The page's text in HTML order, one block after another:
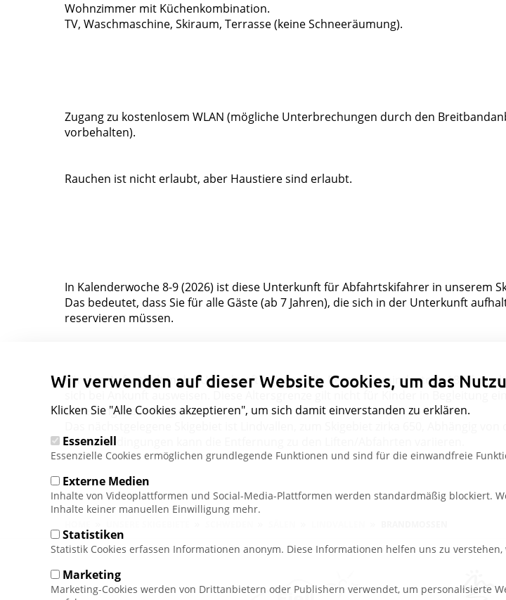
Wohnzimmer mit Küchenkombination.
TV, Waschmaschine, Skiraum, Terrasse (keine Schneeräumung).
Zugang zu kostenlosem WLAN (mögliche Unterbrechungen durch den
vorbehalten).
Rauchen ist nicht erlaubt, aber Haustiere sind erlaubt.
In Kalenderwoche 8-9 (2026) ist diese Unterkunft für Abfahrtskifahrer in unserem
Das bedeutet, dass Sie für alle Gäste (ab 7 Jahren), die sich in der Unterkunft
reservieren müssen.
Für den Aufenthalt in der Unterkunft müssen alle Personen mindestens 18 Jahre
sich bei Ankunft ausweisen. Diese Altersgrenze gilt nicht für Kinder in Begleitung
Erziehungsberechtigten.
Schneebedingungen kann die Entfernung zu den Liften/Abfahrten variieren.
Pfadnavigation
Wir verwenden auf dieser Website Cookies, um das
Klicken Sie "Alle Cookies akzeptieren", um sich damit einverstanden zu erklären.
Essenziell
Essenzielle Cookies ermöglichen grundlegende Funktionen und sind für die einwandfreie
Externe Medien
Inhalte von Videoplattformen und Social-Media-Plattformen werden standardmäßig blockiert.
Inhalte keiner manuellen Einwilligung mehr.
Statistiken
Statistik Cookies erfassen Informationen anonym. Diese Informationen helfen uns zu
Marketing
Marketing-Cookies werden von Drittanbietern oder Publishern verwendet, um personalisierte